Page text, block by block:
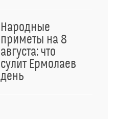
Народные
приметы на 8
августа: что
сулит Ермолаев
день